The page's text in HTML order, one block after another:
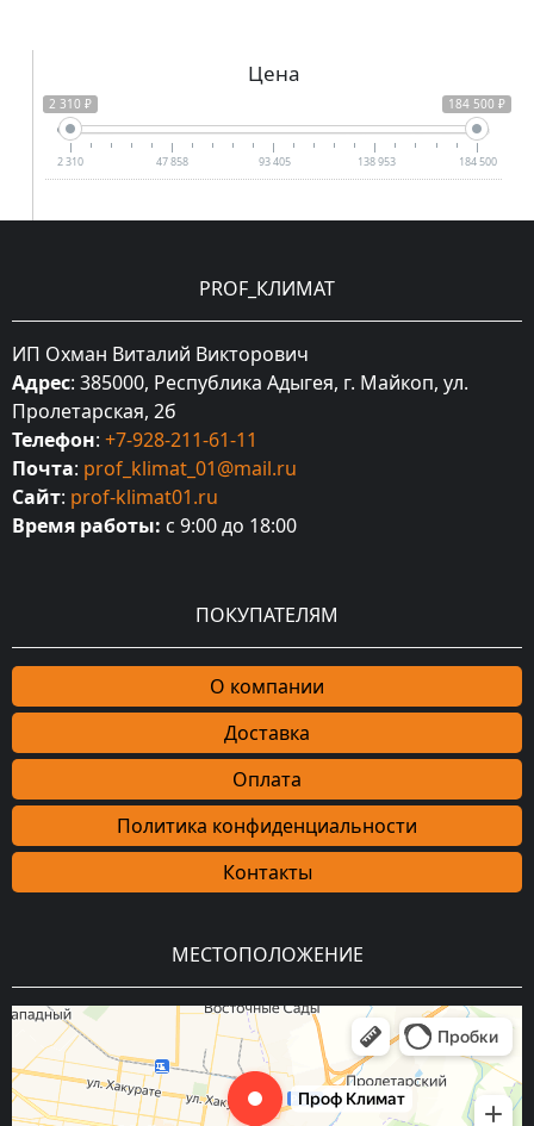
Цена
2 310 ₽ 184 500 ₽
2 310 47 858 93 405 138 953 184 500
PROF_КЛИМАТ
ИП Охман Виталий Викторович
Адрес: 385000, Республика Адыгея, г. Майкоп, ул.
Пролетарская, 2б
Телефон: +7-928-211-61-11
Почта: prof_klimat_01@mail.ru
Сайт: prof-klimat01.ru
Время работы: с 9:00 до 18:00
ПОКУПАТЕЛЯМ
О компании
Доставка
Оплата
Политика конфиденциальности
Контакты
МЕСТОПОЛОЖЕНИЕ